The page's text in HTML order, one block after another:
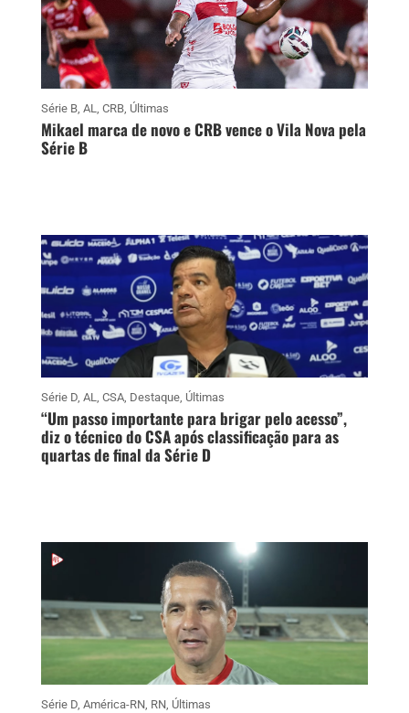
Série B, AL, CRB, Últimas
Mikael marca de novo e CRB vence o Vila Nova pela
Série B
Série D, AL, CSA, Destaque, Últimas
“Um passo importante para brigar pelo acesso”,
diz o técnico do CSA após classificação para as
quartas de final da Série D
Série D, América-RN, RN, Últimas